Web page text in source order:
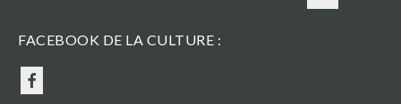
FACEBOOK DE LA CULTURE :